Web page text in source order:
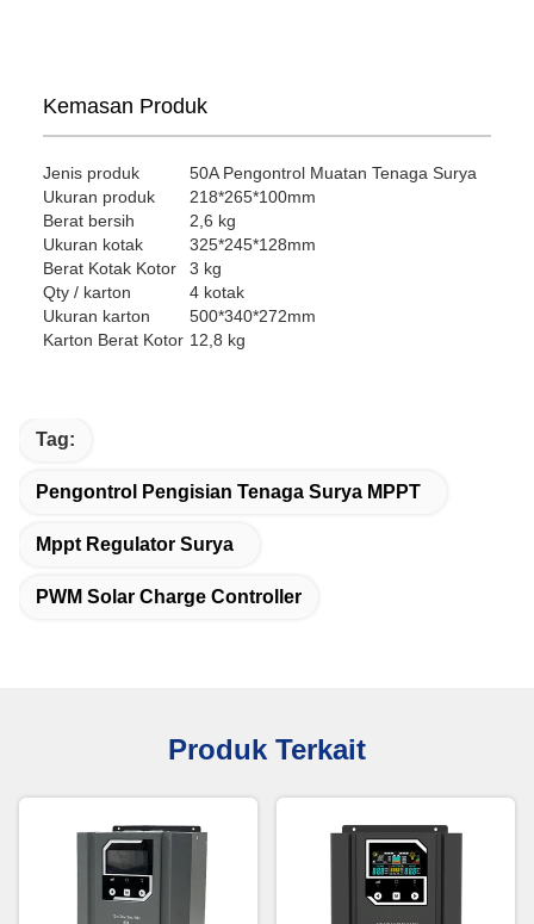
Kemasan Produk
Jenis produk
50A Pengontrol Muatan Tenaga Surya
Ukuran produk
218*265*100mm
Berat bersih
2,6 kg
Ukuran kotak
325*245*128mm
Berat Kotak Kotor
3 kg
Qty / karton
4 kotak
Ukuran karton
500*340*272mm
Karton Berat Kotor 12,8 kg
Tag:
Pengontrol Pengisian Tenaga Surya MPPT
Mppt Regulator Surya
PWM Solar Charge Controller
Produk Terkait